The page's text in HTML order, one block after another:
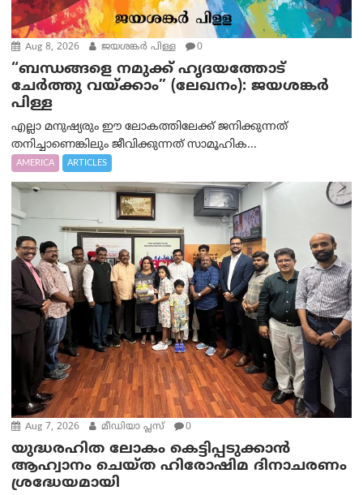
Aug 8, 2026 ജയശങ്കര്‍ പിള്ള 0
“ബന്ധങ്ങളെ നമുക്ക് ഹൃദയത്തോട്
ചേർത്തു വയ്ക്കാം” (ലേഖനം): ജയശങ്കര്‍
പിള്ള
എല്ലാ മനുഷ്യരും ഈ ലോകത്തിലേക്ക് ജനിക്കുന്നത്
തനിച്ചാണെങ്കിലും ജീവിക്കുന്നത് സാമൂഹിക...
AMERICA ARTICLES
Aug 7, 2026 മീഡിയാ പ്ലസ് 0
യുദ്ധരഹിത ലോകം കെട്ടിപ്പടുക്കാന്‍
ആഹ്വാനം ചെയ്ത ഹിരോഷിമ ദിനാചരണം
ശ്രദ്ധേയമായി